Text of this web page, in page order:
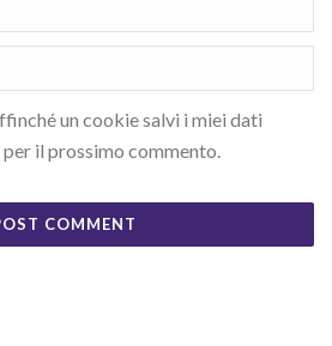
un cookie salvi i miei dati
il prossimo commento.